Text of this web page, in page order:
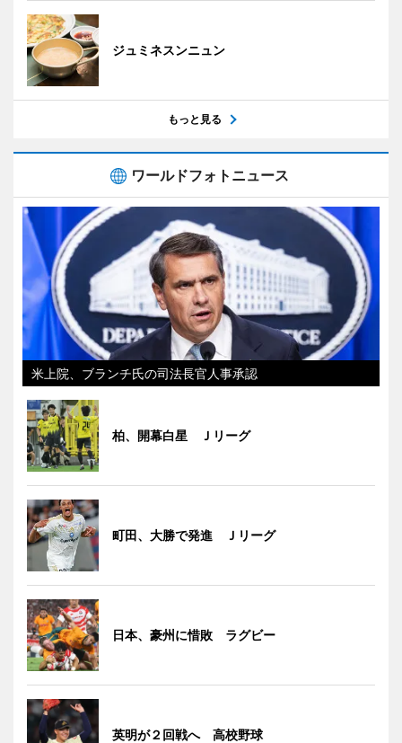
ジュミネスンニュン
もっと見る
ワールドフォトニュース
米上院、ブランチ氏の司法長官人事承認
柏、開幕白星 Ｊリーグ
町田、大勝で発進 Ｊリーグ
日本、豪州に惜敗 ラグビー
英明が２回戦へ 高校野球